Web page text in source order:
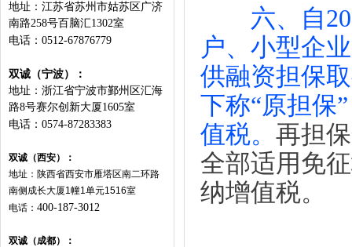
地址：江苏省苏州市姑苏区广济
南路258号百脑汇1302室
电话：0512-67876779
双诚（宁波）：
地址：浙江省宁波市鄞州区汇海
路8号赛尔创新大厦1605室
电话：0574-87283383
双诚（西安）：
地址：陕西省西安市雁塔区南二环路
南侧成长大厦1幢1单元1516室
电话： 400-187-3012
双诚（成都）：
六、自
户、小型企
供融资担保
下称“原担保
值税。 再担
全部适用免
纳增值税。